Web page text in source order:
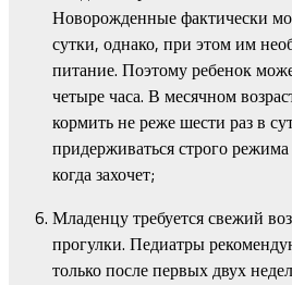
Новорожденные фактически
сутки, однако, при этом им
питание. Поэтому ребенок
четыре часа. В месячном
кормить не реже шести раз в
придерживаться строго
когда захочет;
Младенцу требуется свежий
прогулки. Педиатры
только после первых двух